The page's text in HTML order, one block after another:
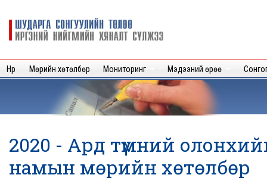
Шударга
сонгуулийн
нийгмийн
хяналт
Нүүр Мөрийн хөтөлбөр Мониторинг Мэдээний өрөө
2020 - Ард түмний
намын мөрийн хөтөлбөр